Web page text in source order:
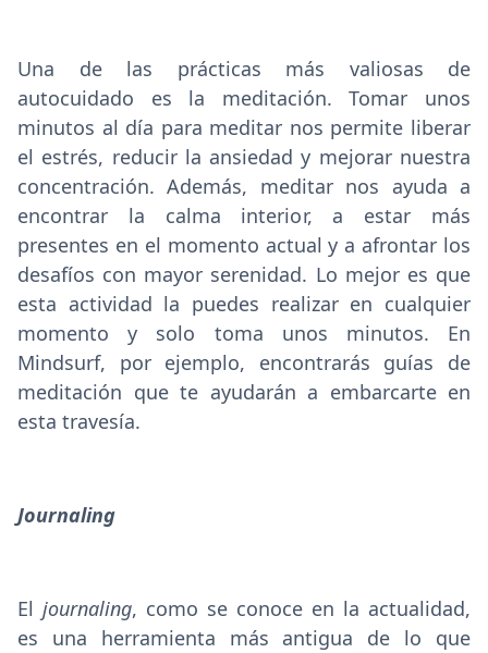
Una de las prácticas más valiosas de
autocuidado es la meditación. Tomar unos
minutos al día para meditar nos permite liberar
el estrés, reducir la ansiedad y mejorar nuestra
concentración. Además, meditar nos ayuda a
encontrar la calma interior, a estar más
presentes en el momento actual y a afrontar los
desafíos con mayor serenidad. Lo mejor es que
esta actividad la puedes realizar en cualquier
momento y solo toma unos minutos. En
Mindsurf, por ejemplo, encontrarás guías de
meditación que te ayudarán a embarcarte en
esta travesía.
Journaling
El journaling, como se conoce en la actualidad,
es una herramienta más antigua de lo que